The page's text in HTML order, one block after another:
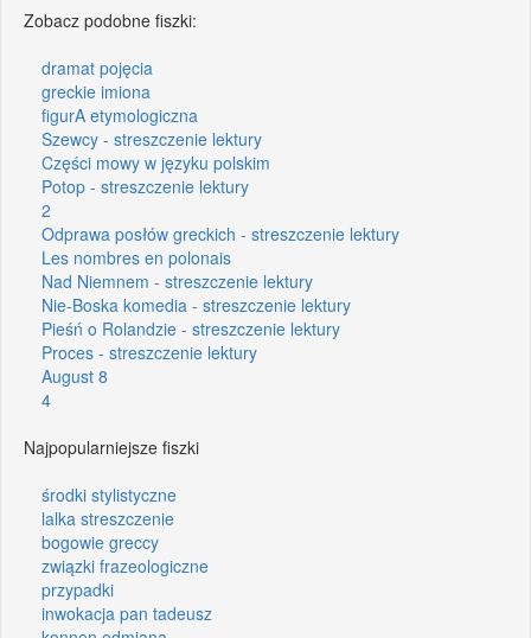
Zobacz podobne fiszki:
dramat pojęcia
greckie imiona
figurA etymologiczna
Szewcy - streszczenie lektury
Części mowy w języku polskim
Potop - streszczenie lektury
2
Odprawa posłów greckich - streszczenie lektury
Les nombres en polonais
Nad Niemnem - streszczenie lektury
Nie-Boska komedia - streszczenie lektury
Pieśń o Rolandzie - streszczenie lektury
Proces - streszczenie lektury
August 8
4
Najpopularniejsze fiszki
środki stylistyczne
lalka streszczenie
bogowie greccy
związki frazeologiczne
przypadki
inwokacja pan tadeusz